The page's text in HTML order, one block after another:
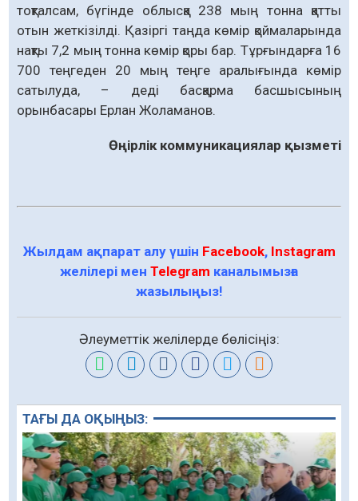
тоқталсам, бүгінде облысқа 238 мың тонна қатты
отын жеткізілді. Қазіргі таңда көмір қоймаларында
нақты 7,2 мың тонна көмір қоры бар. Тұрғындарға 16
700 теңгеден 20 мың теңге аралығында көмір
сатылуда, – деді басқарма басшысының
орынбасары Ерлан Жоламанов.
Өңірлік коммуникациялар қызметі
Жылдам ақпарат алу үшін Facebook, Instagram
желілері мен Telegram каналымызға
жазылыңыз!
Әлеуметтік желілерде бөлісіңіз:
ТАҒЫ ДА ОҚЫҢЫЗ: